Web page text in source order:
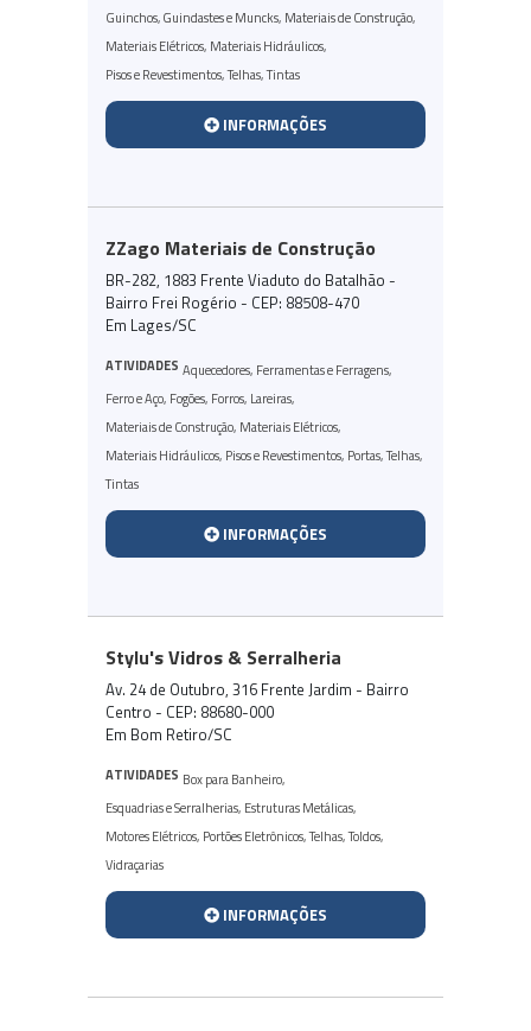
Guinchos, Guindastes e Muncks, Materiais de Construção,
Materiais Elétricos, Materiais Hidráulicos,
Pisos e Revestimentos,Telhas,Tintas
INFORMAÇÕES
ZZago Materiais de Construção
BR-282, 1883 Frente Viaduto do Batalhão -
Bairro Frei Rogério - CEP: 88508-470
Em Lages/SC
ATIVIDADES Aquecedores, Ferramentas e Ferragens,
Ferro e Aço, Fogões, Forros, Lareiras,
Materiais de Construção, Materiais Elétricos,
Materiais Hidráulicos, Pisos e Revestimentos, Portas,Telhas,
Tintas
INFORMAÇÕES
Stylu's Vidros & Serralheria
Av. 24 de Outubro, 316 Frente Jardim - Bairro
Centro - CEP: 88680-000
Em Bom Retiro/SC
ATIVIDADES Box para Banheiro,
Esquadrias e Serralherias, Estruturas Metálicas,
Motores Elétricos, Portões Eletrônicos,Telhas,Toldos,
Vidraçarias
INFORMAÇÕES